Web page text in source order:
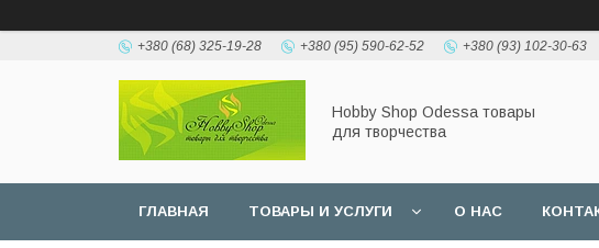
+380 (68) 325-19-28 +380 (95) 590-62-52 +380 (93) 102-30-63
Hobbу Shop Odessa товары
для творчества
ГЛАВНАЯ ТОВАРЫ И УСЛУГИ О НАС